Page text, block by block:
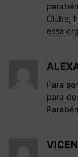
Clube,
essa
Para
para